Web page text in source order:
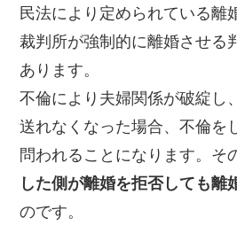
民法により定められている離
裁判所が強制的に離婚させる
あります。
不倫により夫婦関係が破綻し
送れなくなった場合、不倫を
問われることになります。そ
した側が離婚を拒否しても離
のです。